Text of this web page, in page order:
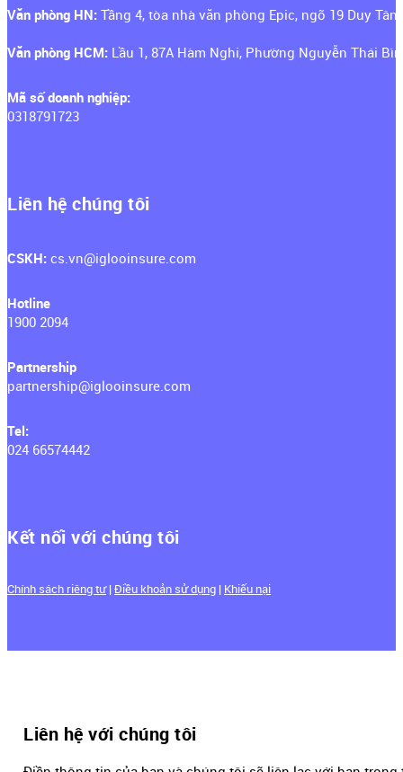
Văn phòng HN: Tầng 4, tòa nhà văn phòng Epic, ngõ 19 Duy
Văn phòng HCM: Lầu 1, 87A Hàm Nghi, Phường Nguyễn Thái
Mã số doanh nghiệp:
0318791723
Liên hệ chúng tôi
CSKH: ‍ cs.vn@iglooinsure.com
Hotline
1900 2094
Partnership
partnership@iglooinsure.com
Tel:
024 66574442
Kết nối với chúng tôi
Chính sách riêng tư|Điều khoản sử dụng | Khiếu nại
Liên hệ với chúng tôi